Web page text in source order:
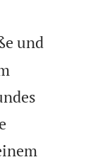
und